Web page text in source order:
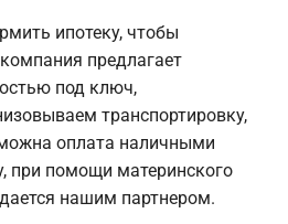
ипотеку, чтобы
предлагает
под ключ,
транспортировку,
оплата наличными
при помощи материнского
нашим партнером.